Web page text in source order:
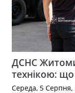
ДСНС
технікою:
Середа, 5 Серпня,